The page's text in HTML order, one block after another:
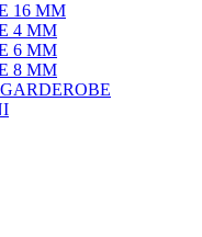
16 MM
4 MM
6 MM
8 MM